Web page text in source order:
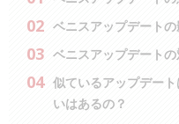
ベニスアップデートの
ベニスアップデート
似ているアップデー
いはあるの？